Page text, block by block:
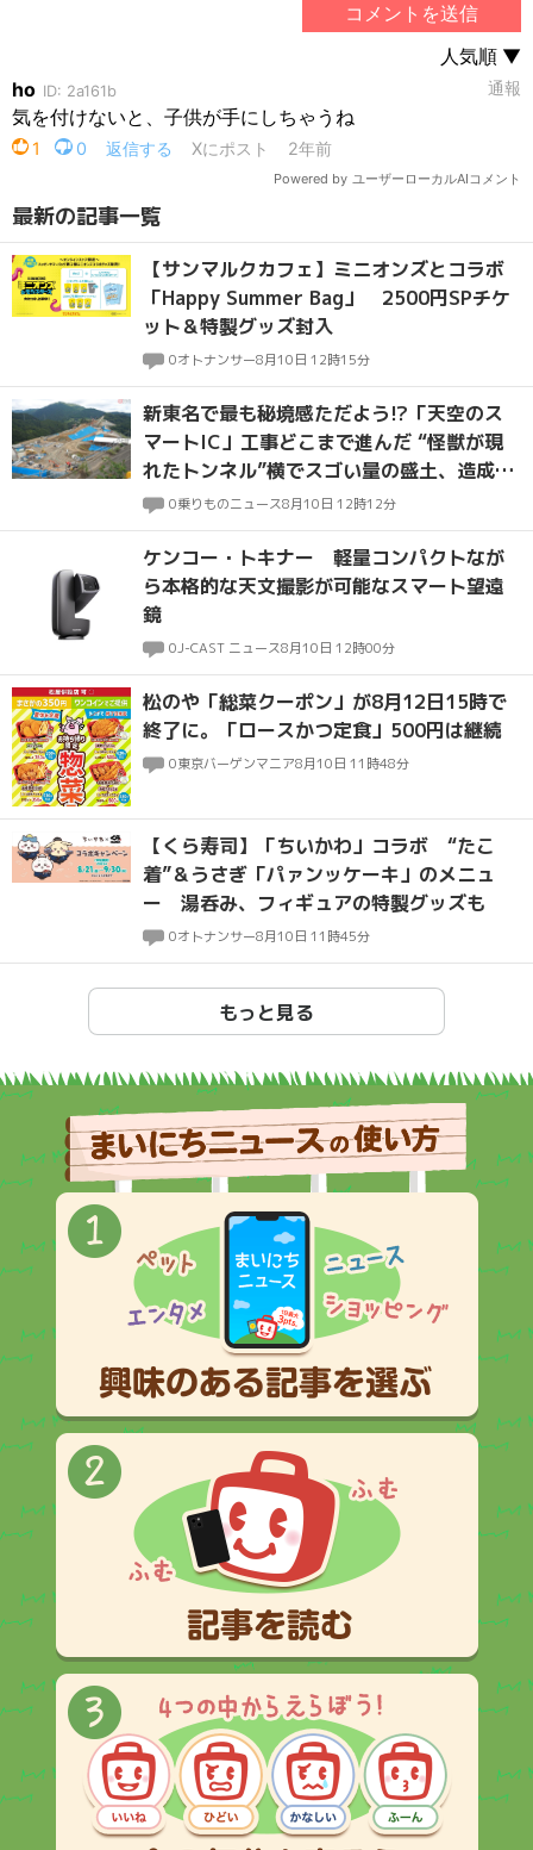
最新の記事一覧
【サンマルクカフェ】ミニオンズとコラボ
「Happy Summer Bag」 2500円SPチケ
ット＆特製グッズ封入
0オトナンサー8月10日 12時15分
新東名で最も秘境感ただよう!?「天空のス
マートIC」工事どこまで進んだ “怪獣が現
れたトンネル”横でスゴい量の盛土、造成は
佳境へ
0乗りものニュース8月10日 12時12分
ケンコー・トキナー 軽量コンパクトなが
ら本格的な天文撮影が可能なスマート望遠
鏡
0J-CAST ニュース8月10日 12時00分
松のや「総菜クーポン」が8月12日15時で
終了に。「ロースかつ定食」500円は継続
0東京バーゲンマニア8月10日 11時48分
【くら寿司】「ちいかわ」コラボ “たこ
着”＆うさぎ「パァンッケーキ」のメニュ
ー 湯呑み、フィギュアの特製グッズも
0オトナンサー8月10日 11時45分
もっと見る